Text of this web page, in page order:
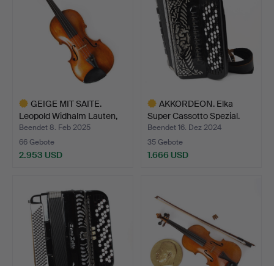
GEIGE MIT SAITE.
Leopold Widhalm Lauten,
N…
Beendet 8. Feb 2025
66 Gebote
2.953 USD
AKKORDEON. Elka
Super Cassotto Spezial.
Beendet 16. Dez 2024
35 Gebote
1.666 USD